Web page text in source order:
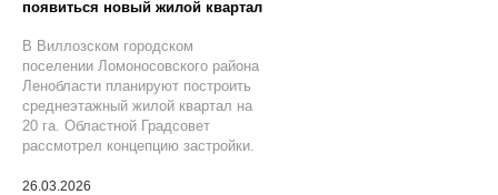
появиться новый жилой квартал
В Виллозском городском
поселении Ломоносовского района
Ленобласти планируют построить
среднеэтажный жилой квартал на
20 га. Областной Градсовет
рассмотрел концепцию застройки.
26.03.2026